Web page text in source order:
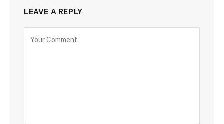
LEAVE A REPLY